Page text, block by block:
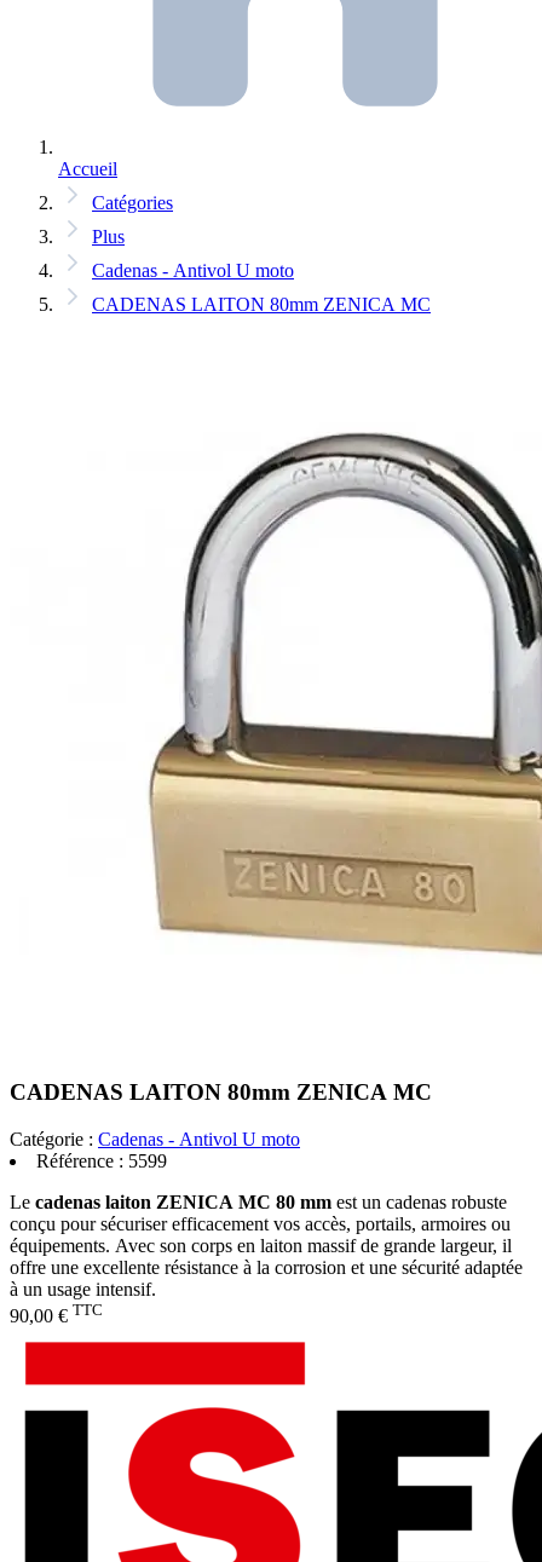
Accueil
Catégories
Plus
Cadenas - Antivol U moto
CADENAS LAITON 80mm ZENICA MC
CADENAS LAITON 80mm ZENICA MC
Catégorie : Cadenas - Antivol U moto
Référence : 5599
Le cadenas laiton ZENICA MC 80 mm est un cadenas robuste
conçu pour sécuriser efficacement vos accès, portails, armoires ou
équipements. Avec son corps en laiton massif de grande largeur, il
offre une excellente résistance à la corrosion et une sécurité adaptée
à un usage intensif.
90,00 € TTC